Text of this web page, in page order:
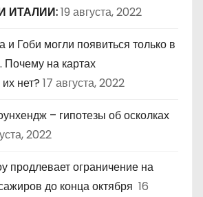
ИТАЛИИ:19 августа, 2022
Гоби могли появиться только в
Почему на картах
нет? 17 августа, 2022
– гипотезы об осколках
2022
продлевает ограничение на
до конца октября 16